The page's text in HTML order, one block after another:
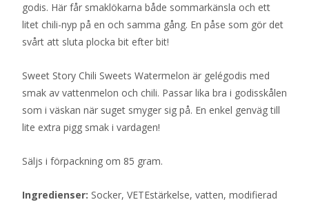
godis. Här får smaklökarna både sommarkänsla och ett
litet chili-nyp på en och samma gång. En påse som gör det
svårt att sluta plocka bit efter bit!
Sweet Story Chili Sweets Watermelon är gelégodis med
smak av vattenmelon och chili. Passar lika bra i godisskålen
som i väskan när suget smyger sig på. En enkel genväg till
lite extra pigg smak i vardagen!
Säljs i förpackning om 85 gram.
Ingredienser: Socker, VETEstärkelse, vatten, modifierad